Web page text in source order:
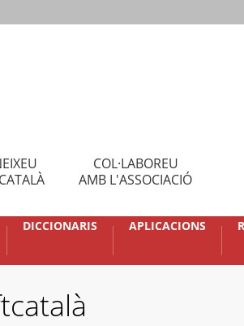
COL·LABOREU
AMB L'ASSOCIACIÓ
DICCIONARIS APLICACIONS